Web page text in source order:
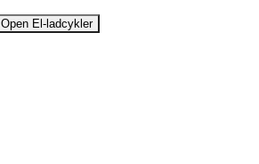
Open El-ladcykler